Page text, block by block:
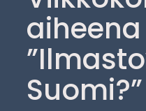
aiheena
Suomi?”